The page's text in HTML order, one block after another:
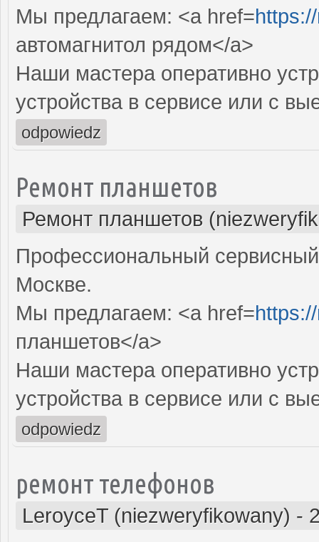
Мы предлагаем: <a href=
автомагнитол рядом</a>
Наши мастера оперативно
устройства в сервисе или с
odpowiedz
Ремонт планшетов
Ремонт планшетов
Профессиональный
Москве.
Мы предлагаем: <a href=
планшетов</a>
Наши мастера оперативно
устройства в сервисе или с
odpowiedz
ремонт телефонов
LeroyceT (niezweryfikowany) -